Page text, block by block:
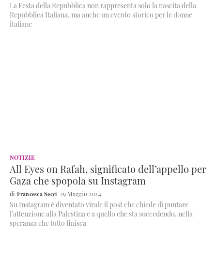
La Festa della Repubblica non rappresenta solo la nascita della
Repubblica Italiana, ma anche un evento storico per le donne
italiane
NOTIZIE
All Eyes on Rafah, significato dell’appello per
Gaza che spopola su Instagram
Francesca Secci 29 Maggio 2024
Su Instagram è diventato virale il post che chiede di puntare
l’attenzione alla Palestina e a quello che sta succedendo, nella
speranza che tutto finisca